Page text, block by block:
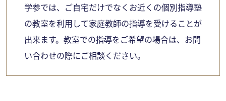
学参では、ご自宅だけでなくお近くの個別指導塾
の教室を利用して家庭教師の指導を受けることが
出来ます。教室での指導をご希望の場合は、お問
い合わせの際にご相談ください。